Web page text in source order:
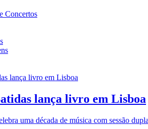
Concertos
lança livro em Lisboa
uma década de música com sessão